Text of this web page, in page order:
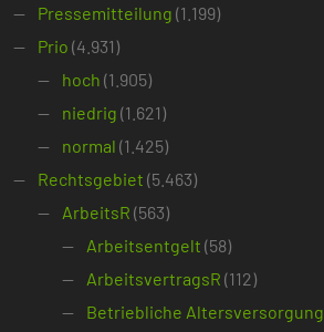
Pressemitteilung (1.199)
Prio (4.931)
hoch (1.905)
niedrig (1.621)
normal (1.425)
Rechtsgebiet (5.463)
ArbeitsR (563)
Arbeitsentgelt (58)
ArbeitsvertragsR (112)
Betriebliche Altersversorgung